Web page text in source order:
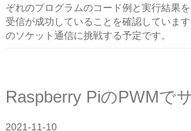
ぞれのプログラムのコード例と実行結果
受信が成功していることを確認していま
のソケット通信に挑戦する予定です。
2021-11-10